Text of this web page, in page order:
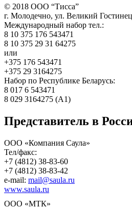
© 2018 ООО “Тисса”
г. Молодечно, ул. Великий
Международный набор тел.:
8 10 375 176 543471
8 10 375 29 31 64275
или
+375 176 543471
+375 29 3164275
Набор по Республике Беларусь:
8 017 6 543471
8 029 3164275 (А1)
Представитель в
ООО «Компания Саула»
Тел/факс:
+7 (4812) 38-83-60
+7 (4812) 38-83-42
e-mail: mail@saula.ru
www.saula.ru
ООО «МТК»